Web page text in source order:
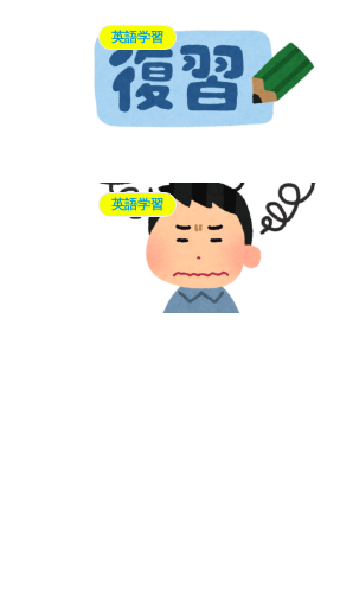
英語学習
英語学習